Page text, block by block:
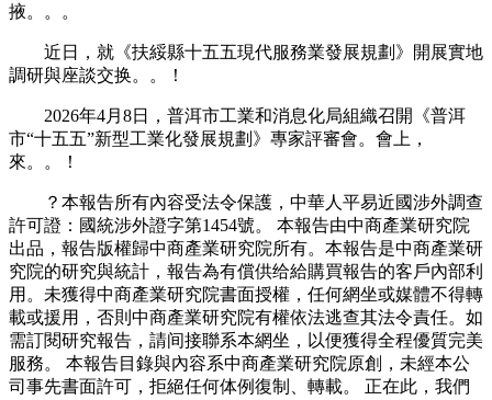
掖。。。
近日，就《扶綏縣十五五現代服務業發展規劃》開展實地
調研與座談交换。。！
2026年4月8日，普洱市工業和消息化局組織召開《普洱
市“十五五”新型工業化發展規劃》專家評審會。會上，
來。。！
？本報告所有內容受法令保護，中華人平易近國涉外調查
許可證：國統涉外證字第1454號。 本報告由中商產業研究院
出品，報告版權歸中商產業研究院所有。本報告是中商產業研
究院的研究與統計，報告為有償供给給購買報告的客戶內部利
用。未獲得中商產業研究院書面授權，任何網坐或媒體不得轉
載或援用，否則中商產業研究院有權依法逃查其法令責任。如
需訂閱研究報告，請间接聯系本網坐，以便獲得全程優質完美
服務。 本報告目錄與內容系中商產業研究院原創，未經本公
司事先書面許可，拒絕任何体例復制、轉載。 正在此，我們